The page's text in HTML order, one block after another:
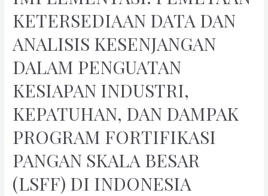
KETERSEDIAAN DATA DAN
ANALISIS KESENJANGAN
DALAM PENGUATAN
KESIAPAN INDUSTRI,
KEPATUHAN, DAN DAMPAK
PROGRAM FORTIFIKASI
PANGAN SKALA BESAR
(LSFF) DI INDONESIA